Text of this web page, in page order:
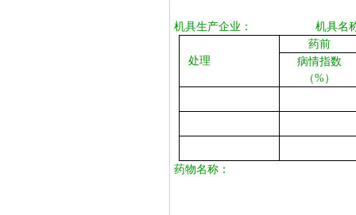
机具生产企业： 机具名
处理
药前
病情指数
（%）
药物名称：